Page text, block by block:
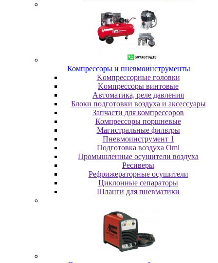
Компрессоры и пневмоинструменты
Koмпpeccopныe гoлoвки
Koмпpeccopы винтoвыe
Автоматика, реле давления
Блоки подготовки воздуха и аксессуары
Запчасти для компрессоров
Компрессоры поршневые
Магистральные фильтры
Пневмоинструмент 1
Подготовка воздуха Omi
Промышленные осушители воздуха
Ресиверы
Рефрижераторные осушители
Циклонные сепараторы
Шланги для пневматики